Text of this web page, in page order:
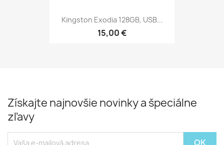
Kingston Exodia 128GB, USB...
15,00 €
Získajte najnovšie novinky a špeciálne
zľavy